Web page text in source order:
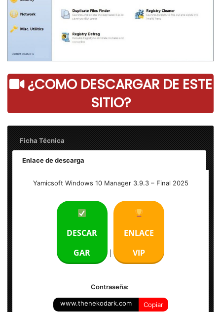
¿COMO DESCARGAR DE ESTE
SITIO?
Ficha Técnica
Enlace de descarga
Yamicsoft Windows 10 Manager 3.9.3 – Final 2025
DESCAR
GAR
ENLACE
VIP
Contraseña:
www.thenekodark.com Copiar